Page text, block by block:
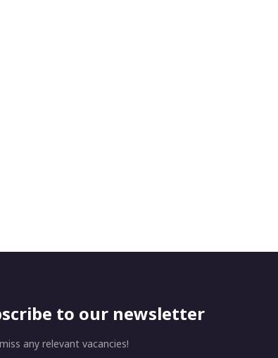
to our newsletter
any relevant vacancies!